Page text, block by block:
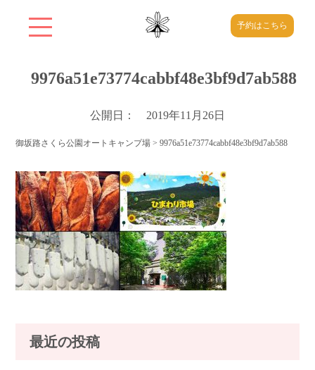
予約はこちら
9976a51e73774cabbf48e3bf9d7ab588
公開日： 2019年11月26日
御坂路さくら公園オートキャンプ場 >9976a51e73774cabbf48e3bf9d7ab588
最近の投稿